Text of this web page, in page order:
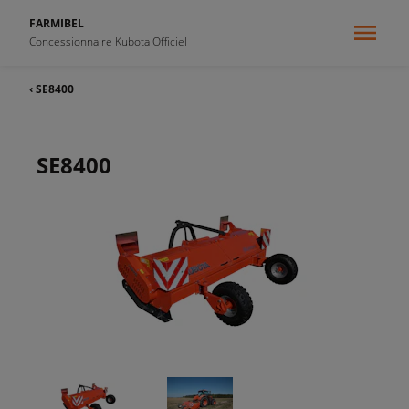
FARMIBEL
Concessionnaire Kubota Officiel
‹ SE8400
SE8400